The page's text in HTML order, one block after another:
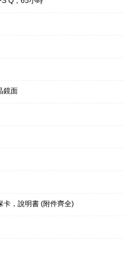
鏡面
卡，說明書 (附件齊全)